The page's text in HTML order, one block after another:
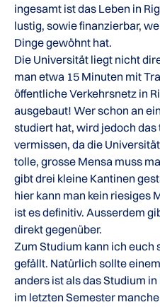
ingesamt ist das Leben in
lustig, sowie finanzierbar,
Dinge gewöhnt hat.
Die Universität liegt nicht
man etwa 15 Minuten mit
öffentliche Verkehrsnetz in
ausgebaut! Wer schon an
studiert hat, wird jedoch
vermissen, da die
tolle, grosse Mensa muss
gibt drei kleine Kantinen
hier kann man kein riesiges
ist es definitiv. Ausserdem
direkt gegenüber.
Zum Studium kann ich euch
gefällt. Natürlich sollte
anders ist als das Studium
im letzten Semester